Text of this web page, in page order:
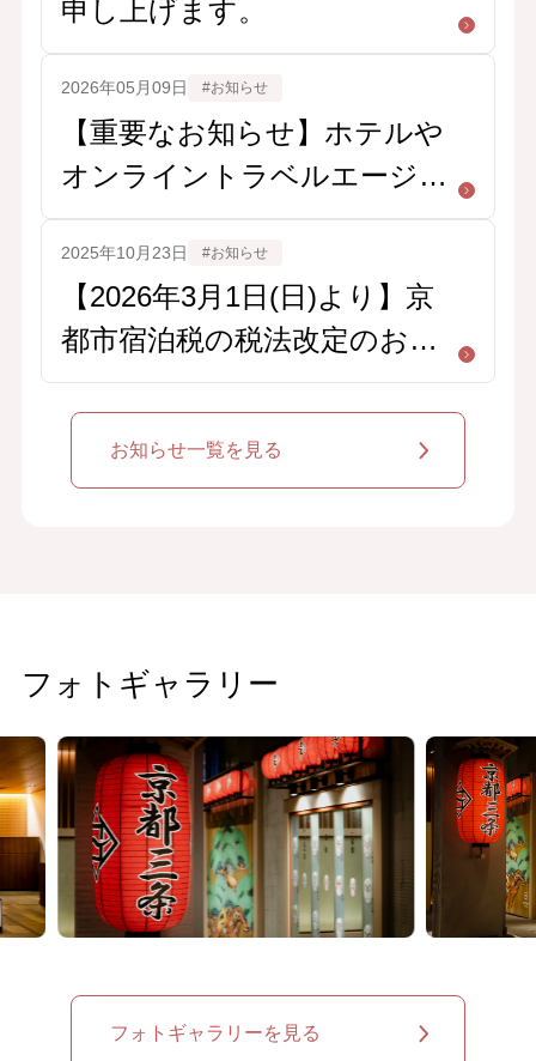
申し上げます。
2026年05月09日 #お知らせ
【重要なお知らせ】ホテルや
オンライントラベルエージェ
ントを装った不審なメール・
メッセージにご注意ください
2025年10月23日 #お知らせ
【2026年3月1日(日)より】京
都市宿泊税の税法改定のお知
らせ
お知らせ一覧を見る
フォトギャラリー
フォトギャラリーを見る